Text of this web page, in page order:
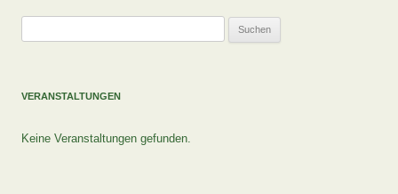
VERANSTALTUNGEN
Keine Veranstaltungen gefunden.